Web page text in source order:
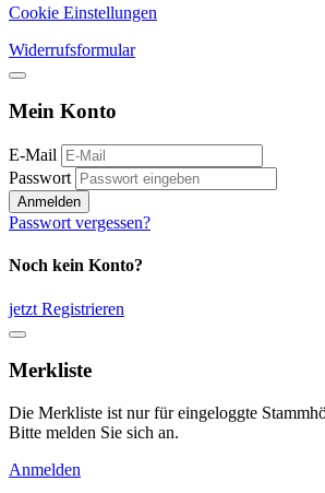
Cookie Einstellungen
Widerrufsformular
Mein Konto
E-Mail
Passwort
Anmelden
Passwort vergessen?
Noch kein Konto?
jetzt Registrieren
Merkliste
Die Merkliste ist nur für eingeloggte
Bitte melden Sie sich an.
Anmelden